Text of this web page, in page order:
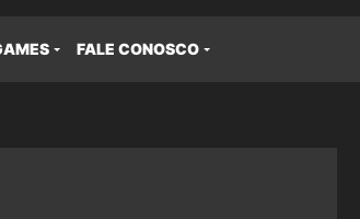
FALE CONOSCO